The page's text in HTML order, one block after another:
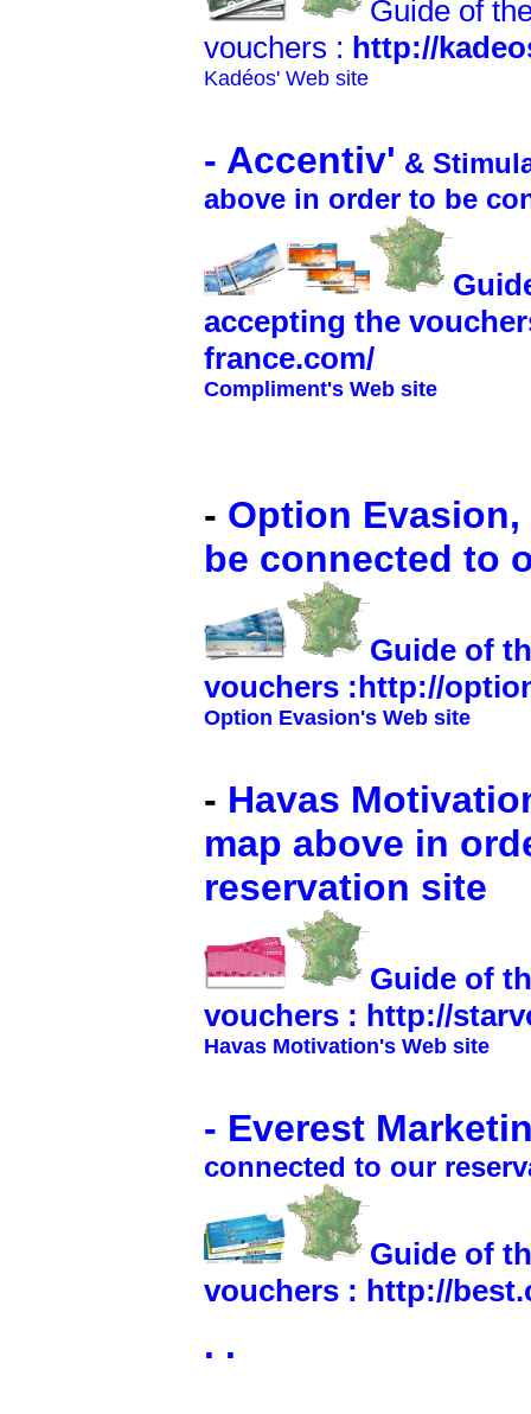
Guide of
vouchers : http://
Kadéos' Web site
- Accentiv' &
above in order to be
accepting the
france.com/
Compliment's Web site
- Option
be connected to
Guide of
vouchers :http://
Option Evasion's Web site
- Havas
map above in
reservation site
Guide of
vouchers : http://
Havas Motivation's Web site
- Everest
connected to our
Guide of
vouchers : http://
. .